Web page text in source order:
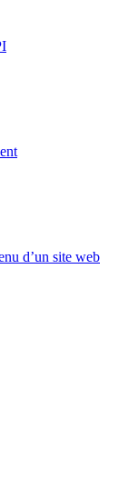
d’un site web